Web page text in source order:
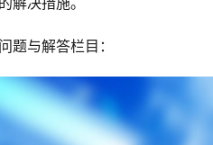
题与解答栏目：